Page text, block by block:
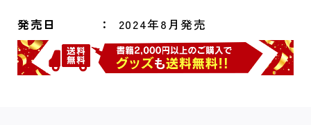
発売日 2024年8月発売